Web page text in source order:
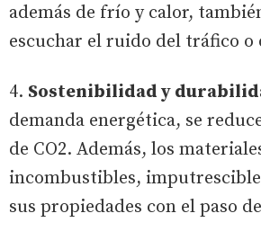
además de frío y calor,
escuchar el ruido del tráfico o
4. Sostenibilidad y
demanda energética, se
de CO2. Además, los
incombustibles,
sus propiedades con el paso